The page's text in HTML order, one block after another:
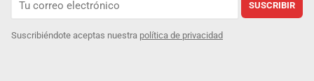
SUSCRIBIR
Suscribiéndote aceptas nuestra política de privacidad